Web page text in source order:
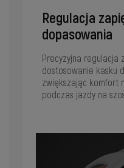
Regulacja
dopasowania
Precyzyjna regulacja
dostosowanie kasku
zwiększając komfort
podczas jazdy na